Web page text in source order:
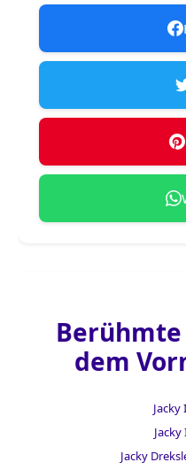
dem
Jacky
Jacky